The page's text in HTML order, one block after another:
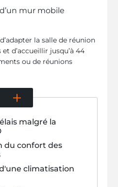
mur mobile
la salle de réunion
d’accueillir jusqu’à 44
ou de réunions
malgré la
du confort des
climatisation